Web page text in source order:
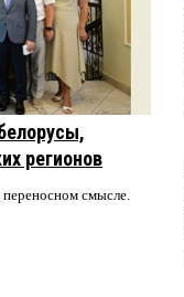
регионов
смысле.